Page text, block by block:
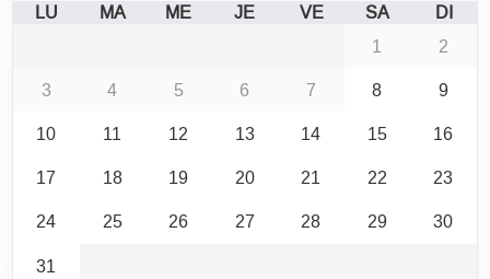
LU MA ME JE VE SA
DI
1
2
3
4 5 6 7 8
9
10
11 12 13 14 15
16
17
18 19 20 21 22
23
24
25 26 27 28 29
30
31